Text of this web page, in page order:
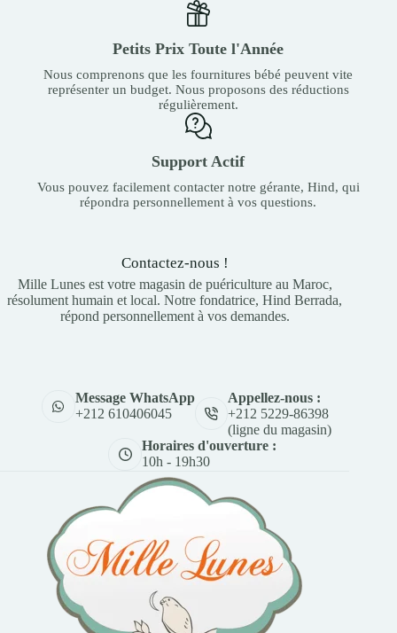
Petits Prix Toute l'Année
Nous comprenons que les fournitures bébé peuvent vite
représenter un budget. Nous proposons des réductions
régulièrement.
Support Actif
Vous pouvez facilement contacter notre gérante, Hind, qui
répondra personnellement à vos questions.
Contactez-nous !
Mille Lunes est votre magasin de puériculture au Maroc,
résolument humain et local. Notre fondatrice, Hind Berrada,
répond personnellement à vos demandes.
Message WhatsApp
+212 610406045
Appellez-nous :
+212 5229-86398
(ligne du magasin)
Horaires d'ouverture :
10h - 19h30